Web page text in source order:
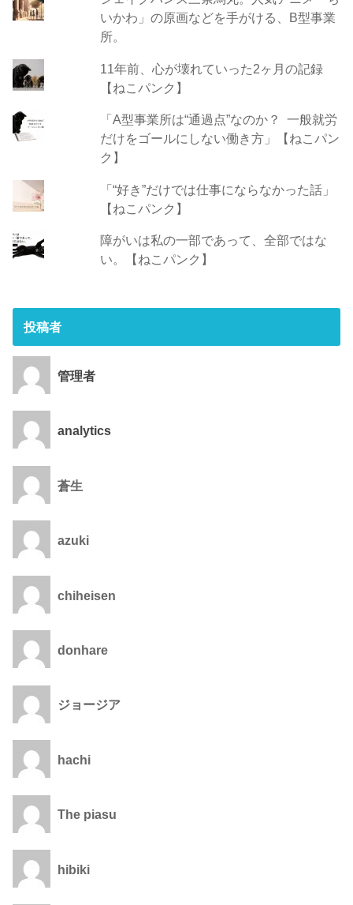
いかわ」の原画などを手がける、B型事業
所。
11年前、心が壊れていった2ヶ月の記録
【ねこパンク】
「A型事業所は“通過点”なのか？ 一般就労
だけをゴールにしない働き方」【ねこパン
ク】
「“好き”だけでは仕事にならなかった話」
【ねこパンク】
障がいは私の一部であって、全部ではな
い。【ねこパンク】
投稿者
管理者
analytics
蒼生
azuki
chiheisen
donhare
ジョージア
hachi
The piasu
hibiki